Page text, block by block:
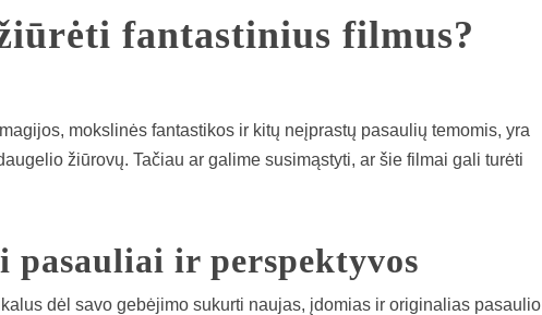
fantastinius filmus?
mokslinės fantastikos ir kitų neįprastų pasaulių temomis, yra
žiūrovų. Tačiau ar galime susimąstyti, ar šie filmai gali turėti
pasauliai ir perspektyvos
dėl savo gebėjimo sukurti naujas, įdomias ir originalias pasaulio